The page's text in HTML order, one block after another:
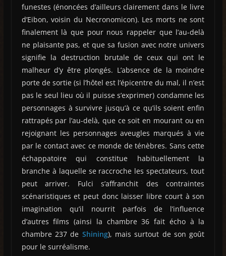
funestes (énoncées d’ailleurs clairement dans le livre
d’Eibon, voisin du Necronomicon). Les morts ne sont
finalement là que pour nous rappeler que l’au-delà
ne plaisante pas, et que sa fusion avec notre univers
signifie la destruction brutale de ceux qui ont le
malheur d’y être plongés. L’absence de la moindre
porte de sortie (si l’hôtel est l’épicentre du mal, il n’est
pas le seul lieu où il puisse s’exprimer) condamne les
personnages à survivre jusqu’à ce qu’ils soient enfin
rattrapés par l’au-delà, que ce soit en mourant ou en
rejoignant les personnages aveugles marqués à vie
par le contact avec ce monde de ténèbres. Sans cette
échappatoire qui constitue habituellement la
branche à laquelle se raccroche les spectateurs, tout
peut arriver. Fulci s’affranchit des contraintes
scénaristiques et peut donc laisser libre court à son
imagination qu’il nourrit parfois de l’influence
d’autres films (ainsi la chambre 36 fait écho à la
chambre 237 de Shining), mais surtout de son goût
pour le surréalisme.